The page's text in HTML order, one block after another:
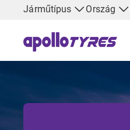
Járműtípus Ország